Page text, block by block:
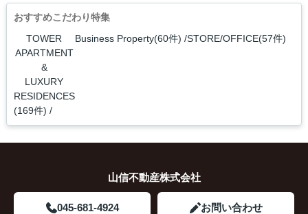
おすすめこだわり特集
TOWER
APARTMENT
&
LUXURY
RESIDENCES
(169件)
Business Property(60件) STORE/OFFICE(57件)
山信不動産株式会社
045-681-4924 お問い合わせ